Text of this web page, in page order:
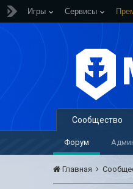
Игры Сервисы
Сообщество
Форум
Главная